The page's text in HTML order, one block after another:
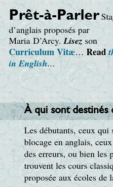
Prêt-à-Parler
d’anglais proposés par
Maria D’Arcy.Lisezson
Curriculum Vitæ… Read
in English…
À qui sont destinés
Les débutants, ceux qui
blocage en anglais,
des erreurs, ou bien les
trouvent les cours
proposée aux écoles de